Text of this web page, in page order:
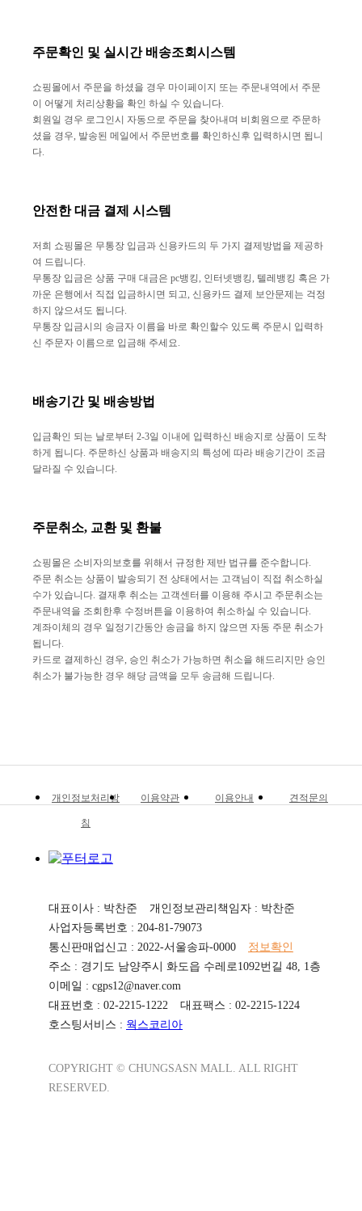
주문확인 및 실시간 배송조회시스템
쇼핑몰에서 주문을 하셨을 경우 마이페이지 또는 주문내역에서 주문
이 어떻게 처리상황을 확인 하실 수 있습니다.
회원일 경우 로그인시 자동으로 주문을 찾아내며 비회원으로 주문하
셨을 경우, 발송된 메일에서 주문번호를 확인하신후 입력하시면 됩니
다.
안전한 대금 결제 시스템
저희 쇼핑몰은 무통장 입금과 신용카드의 두 가지 결제방법을 제공하
여 드립니다.
무통장 입금은 상품 구매 대금은 pc뱅킹, 인터넷뱅킹, 텔레뱅킹 혹은 가
까운 은행에서 직접 입금하시면 되고, 신용카드 결제 보안문제는 걱정
하지 않으셔도 됩니다.
무통장 입금시의 송금자 이름을 바로 확인할수 있도록 주문시 입력하
신 주문자 이름으로 입금해 주세요.
배송기간 및 배송방법
입금확인 되는 날로부터 2-3일 이내에 입력하신 배송지로 상품이 도착
하게 됩니다. 주문하신 상품과 배송지의 특성에 따라 배송기간이 조금
달라질 수 있습니다.
주문취소, 교환 및 환불
쇼핑몰은 소비자의보호를 위해서 규정한 제반 법규를 준수합니다.
주문 취소는 상품이 발송되기 전 상태에서는 고객님이 직접 취소하실
수가 있습니다. 결재후 취소는 고객센터를 이용해 주시고 주문취소는
주문내역을 조회한후 수정버튼을 이용하여 취소하실 수 있습니다.
계좌이체의 경우 일정기간동안 송금을 하지 않으면 자동 주문 취소가
됩니다.
카드로 결제하신 경우, 승인 취소가 가능하면 취소을 해드리지만 승인
취소가 불가능한 경우 해당 금액을 모두 송금해 드립니다.
개인정보처리방
침
이용약관 이용안내 견적문의
대표이사 : 박찬준
개인정보관리책임자 : 박찬준
사업자등록번호 : 204-81-79073
통신판매업신고 : 2022-서울송파-0000
정보확인
주소 : 경기도 남양주시 화도읍 수레로1092번길 48, 1층
이메일 : cgps12@naver.com
대표번호 : 02-2215-1222
대표팩스 : 02-2215-1224
호스팅서비스 : 웍스코리아
COPYRIGHT © CHUNGSASN MALL. ALL RIGHT
RESERVED.